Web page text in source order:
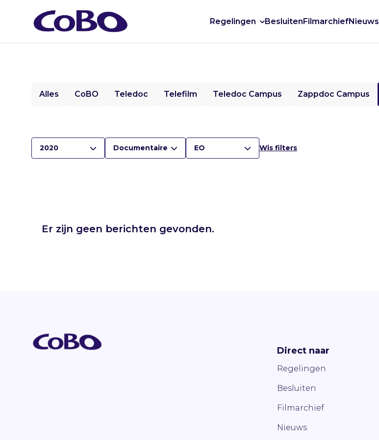
Regelingen BesluitenFilmarchiefNieuws
Alles CoBO Teledoc Telefilm Teledoc Campus Zappdoc Campus
2020 Documentaire EO Wis filters
Er zijn geen berichten gevonden.
Direct naar
Regelingen
Besluiten
Filmarchief
Nieuws